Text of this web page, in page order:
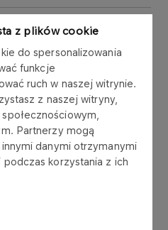
z plików cookie
do spersonalizowania
funkcje
ruch w naszej witrynie.
z naszej witryny,
Partnerzy mogą
danymi otrzymanymi
korzystania z ich
Naftowe i
lub „Spółka”),
nr 48/2018 z
r. informującego o
i OOO Gazprom
skargi o
Trybunału
Sztokholmie z dnia 29
w postępowaniu